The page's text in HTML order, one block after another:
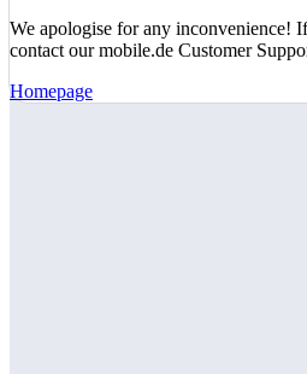
We apologise for any inconvenience!
contact our mobile.de Customer
Homepage